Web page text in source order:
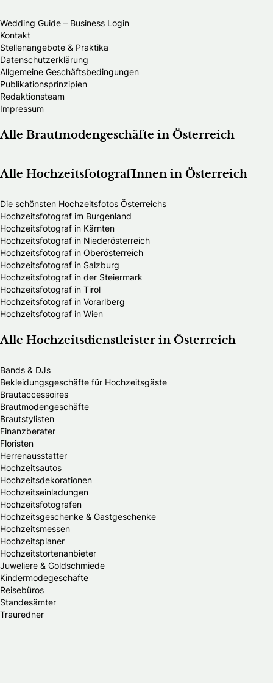
Wedding Guide – Business Login
Kontakt
Stellenangebote & Praktika
Datenschutzerklärung
Allgemeine Geschäftsbedingungen
Publikationsprinzipien
Redaktionsteam
Impressum
Alle Brautmodengeschäfte in Österreich
Alle HochzeitsfotografInnen in Österreich
Die schönsten Hochzeitsfotos Österreichs
Hochzeitsfotograf im Burgenland
Hochzeitsfotograf in Kärnten
Hochzeitsfotograf in Niederösterreich
Hochzeitsfotograf in Oberösterreich
Hochzeitsfotograf in Salzburg
Hochzeitsfotograf in der Steiermark
Hochzeitsfotograf in Tirol
Hochzeitsfotograf in Vorarlberg
Hochzeitsfotograf in Wien
Alle Hochzeitsdienstleister in Österreich
Bands & DJs
Bekleidungsgeschäfte für Hochzeitsgäste
Brautaccessoires
Brautmodengeschäfte
Brautstylisten
Finanzberater
Floristen
Herrenausstatter
Hochzeitsautos
Hochzeitsdekorationen
Hochzeitseinladungen
Hochzeitsfotografen
Hochzeitsgeschenke & Gastgeschenke
Hochzeitsmessen
Hochzeitsplaner
Hochzeitstortenanbieter
Juweliere & Goldschmiede
Kindermodegeschäfte
Reisebüros
Standesämter
Trauredner